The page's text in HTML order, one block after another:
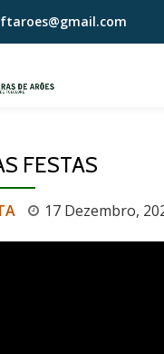
FESTAS
17 Dezembro,